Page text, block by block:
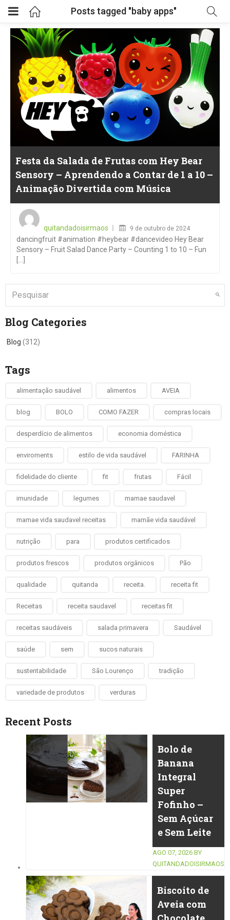
Posts tagged "baby apps"
Festa da Salada de Frutas com Hey Bear
Sensory – Aprendendo a Contar de 1 a 10 –
Animação Divertida com Música
quitandadoisirmaos
9 de outubro de 2024
dancingfruit #animation #heybear #dancevideo Hey Bear
Sensory – Fruit Salad Dance Party – Counting 1 to 10 – Fun
[...]
Blog Categories
Blog (312)
Tags
alimentação saudável alimentos AVEIA
blog BOLO COMO FAZER compras locais
desperdício de alimentos economia doméstica
enviroments estilo de vida saudável FARINHA
fidelidade do cliente fit frutas Fácil
imunidade legumes mamae saudavel
mamae vida saudavel receitas mamãe vida saudável
nutrição para produtos certificados
produtos frescos produtos orgânicos Pão
qualidade quitanda receita. receita fit
Receitas receita saudavel receitas fit
receitas saudáveis salada primavera Saudável
saúde sem sucos naturais
sustentabilidade São Lourenço tradição
variedade de produtos verduras
Recent Posts
Bolo de
Banana
Integral
Super
Fofinho –
Sem Açúcar
e Sem Leite
AGO 07, 2026 BY
QUITANDADOISIRMAOS
Biscoito de
Aveia com